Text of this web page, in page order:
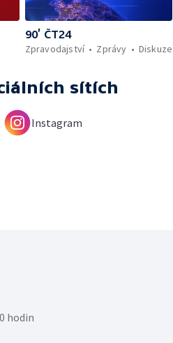
90’ ČT24
Zpravodajství
Zprávy Diskuze
sítích
Instagram
hodin